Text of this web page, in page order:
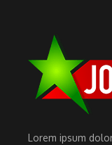
Lorem ipsum